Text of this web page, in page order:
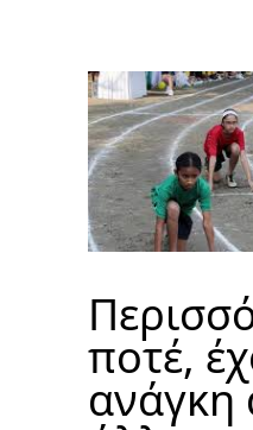
ποτέ,
ανάγκη